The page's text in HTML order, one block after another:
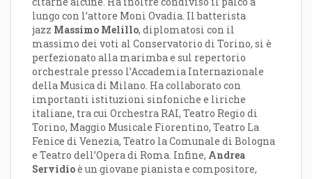
lungo con l’attore Moni Ovadia. Il batterista
jazz Massimo Melillo, diplomatosi con il
massimo dei voti al Conservatorio di Torino, si è
perfezionato alla marimba e sul repertorio
orchestrale presso l’Accademia Internazionale
della Musica di Milano. Ha collaborato con
importanti istituzioni sinfoniche e liriche
italiane, tra cui Orchestra RAI, Teatro Regio di
Torino, Maggio Musicale Fiorentino, Teatro La
Fenice di Venezia, Teatro la Comunale di Bologna
e Teatro dell’Opera di Roma. Infine, Andrea
Servidioè un giovane pianista e compositore,